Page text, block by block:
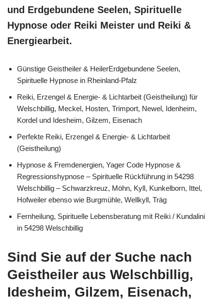
und Erdgebundene Seelen, Spirituelle
Hypnose oder Reiki Meister und Reiki &
Energiearbeit.
Günstige Geistheiler & HeilerErdgebundene Seelen,
Spirituelle Hypnose in Rheinland-Pfalz
Reiki, Erzengel & Energie- & Lichtarbeit (Geistheilung) für
Welschbillig, Meckel, Hosten, Trimport, Newel, Idenheim,
Kordel und Idesheim, Gilzem, Eisenach
Perfekte Reiki, Erzengel & Energie- & Lichtarbeit
(Geistheilung)
Hypnose & Fremdenergien, Yager Code Hypnose &
Regressionshypnose – Spirituelle Rückführung in 54298
Welschbillig – Schwarzkreuz, Möhn, Kyll, Kunkelborn, Ittel,
Hofweiler ebenso wie Burgmühle, Wellkyll, Träg
Fernheilung, Spirituelle Lebensberatung mit Reiki / Kundalini
in 54298 Welschbillig
Sind Sie auf der Suche nach
Geistheiler aus Welschbillig,
Idesheim, Gilzem, Eisenach,